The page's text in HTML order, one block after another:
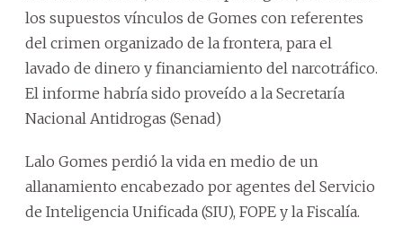
los supuestos vínculos de Gomes con referentes
del crimen organizado de la frontera, para el
lavado de dinero y financiamiento del narcotráfico.
El informe habría sido proveído a la Secretaría
Nacional Antidrogas (Senad)
Lalo Gomes perdió la vida en medio de un
allanamiento encabezado por agentes del Servicio
de Inteligencia Unificada (SIU), FOPE y la Fiscalía.